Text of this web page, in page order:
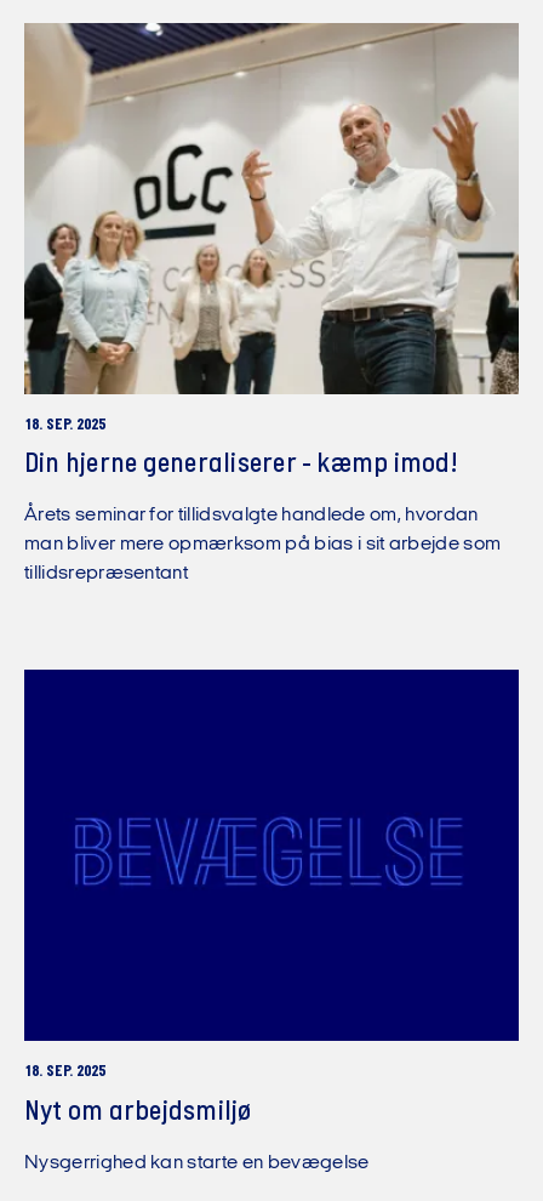
18. SEP. 2025
Din hjerne generaliserer - kæmp imod!
Årets seminar for tillidsvalgte handlede om, hvordan
man bliver mere opmærksom på bias i sit arbejde som
tillidsrepræsentant
18. SEP. 2025
Nyt om arbejdsmiljø
Nysgerrighed kan starte en bevægelse